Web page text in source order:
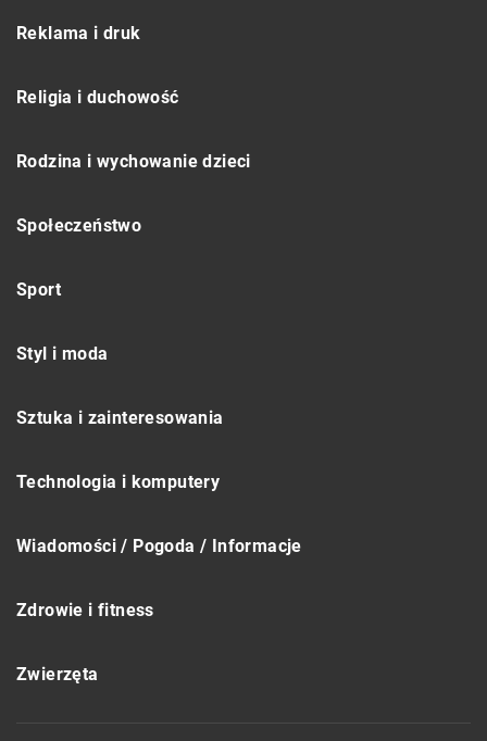
Reklama i druk
Religia i duchowość
Rodzina i wychowanie dzieci
Społeczeństwo
Sport
Styl i moda
Sztuka i zainteresowania
Technologia i komputery
Wiadomości / Pogoda / Informacje
Zdrowie i fitness
Zwierzęta